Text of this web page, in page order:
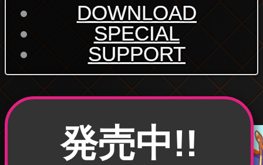
DOWNLOAD
SPECIAL
SUPPORT
発売中!!